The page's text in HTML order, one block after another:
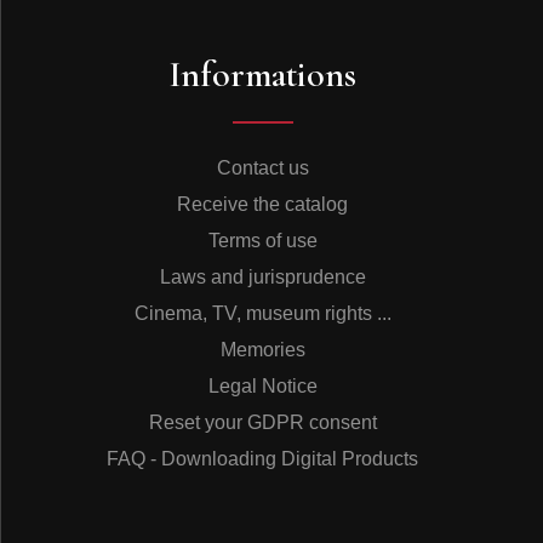
Perfecta”, il a tourné avec des orchestres latino-
recherché. Dans ce disque, on l’entend surtout à
plus profond terroir martiniquais. Et quand, avec fausse
nonchalance, il chante les paroles de sa voix
goguenarde et râpeuse, c’est tout l’esprit frondeur du
vieux Saint-Pierre qui renaît avec lui. Maura Michalon,
chanteuse lyrique, professeure au Conservatoire de
Musique de Paris, interprète avec fraîcheur, spontanéité
et ironie les succès populaires de son enfance à la
Martinique. C’est un bonheur de les entendre avec une
jeunesse renouvelée. Les autres musiciens, anciens ou
actuels des Haricots Rouges, ont assimilé avec une
étonnante maestria les ficelles de la biguine au point
qu’il serait bien difficile de faire la différence d’avec des
Antillais pur-sang. Le tromboniste Denis Carterre est le
Informations
Contact us
Receive the catalog
Terms of use
Laws and jurisprudence
Cinema, TV, museum rights ...
Memories
Legal Notice
Reset your GDPR consent
FAQ - Downloading Digital Products